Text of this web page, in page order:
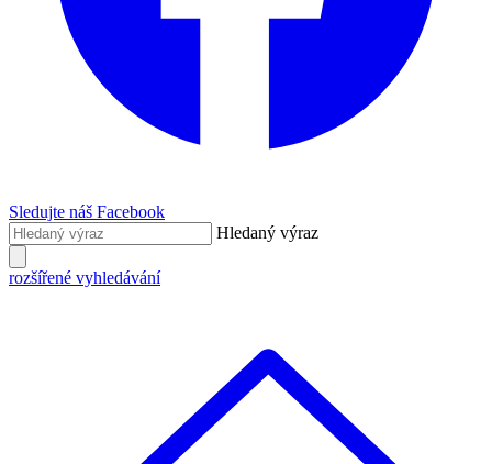
Sledujte náš Facebook
Hledaný výraz
rozšířené vyhledávání